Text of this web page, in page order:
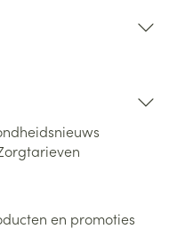
en promoties